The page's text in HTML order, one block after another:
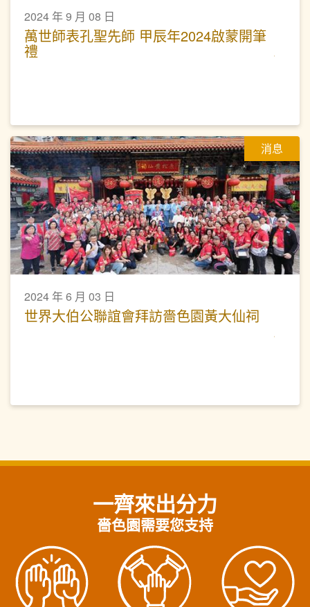
2024 年 9 月 08 日
萬世師表孔聖先師 甲辰年2024啟蒙開筆
禮
消息
2024 年 6 月 03 日
世界大伯公聯誼會拜訪嗇色園黃大仙祠
一齊來出分力
嗇色園需要您支持